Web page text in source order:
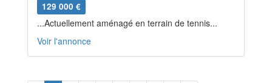
129 000 €
...Actuellement aménagé en terrain de tennis...
Voir l'annonce